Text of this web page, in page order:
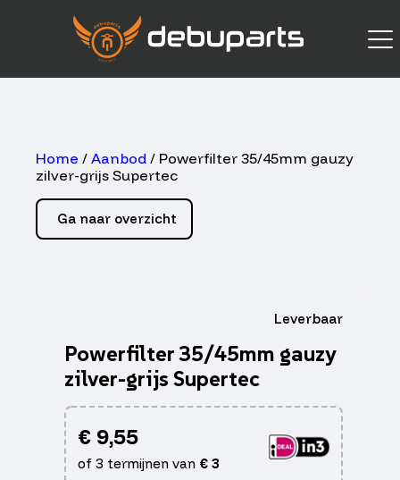
Home / Aanbod / Powerfilter 35/45mm gauzy
zilver-grijs Supertec
Ga naar overzicht
Leverbaar
Powerfilter 35/45mm gauzy
zilver-grijs Supertec
€9,55
of 3 termijnen van €3